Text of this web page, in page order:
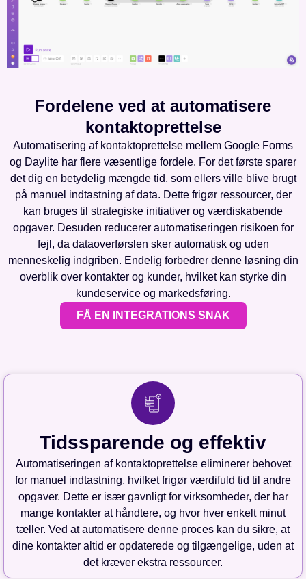
Fordelene ved at automatisere
kontaktoprettelse
Automatisering af kontaktoprettelse mellem Google Forms
og Daylite har flere væsentlige fordele. For det første sparer
det dig en betydelig mængde tid, som ellers ville blive brugt
på manuel indtastning af data. Dette frigør ressourcer, der
kan bruges til strategiske initiativer og værdiskabende
opgaver. Desuden reducerer automatiseringen risikoen for
fejl, da dataoverførslen sker automatisk og uden
menneskelig indgriben. Endelig forbedrer denne løsning din
overblik over kontakter og kunder, hvilket kan styrke din
kundeservice og markedsføring.
FÅ EN INTEGRATIONS SNAK
Tidssparende og effektiv
Automatiseringen af kontaktoprettelse eliminerer behovet
for manuel indtastning, hvilket frigør værdifuld tid til andre
opgaver. Dette er især gavnligt for virksomheder, der har
mange kontakter at håndtere, og hvor hver enkelt minut
tæller. Ved at automatisere denne proces kan du sikre, at
dine kontakter altid er opdaterede og tilgængelige, uden at
det kræver ekstra ressourcer.